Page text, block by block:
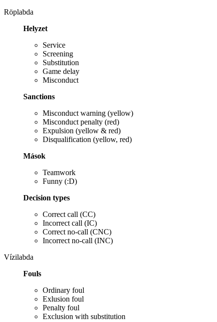
Röplabda
Helyzet
Service
Screening
Substitution
Game delay
Misconduct
Sanctions
Misconduct warning (yellow)
Misconduct penalty (red)
Expulsion (yellow & red)
Disqualification (yellow, red)
Mások
Teamwork
Funny (:D)
Decision types
Correct call (CC)
Incorrect call (IC)
Correct no-call (CNC)
Incorrect no-call (INC)
Vízilabda
Fouls
Ordinary foul
Exlusion foul
Penalty foul
Exclusion with substitution